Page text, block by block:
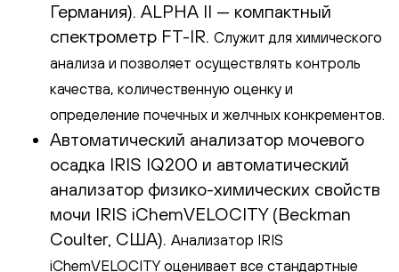
Германия). ALPHA II — компактный
спектрометр FT-IR. Служит для химического
анализа и позволяет осуществлять контроль
качества, количественную оценку и
определение почечных и желчных конкрементов.
Автоматический анализатор мочевого
осадка IRIS IQ200 и автоматический
анализатор физико-химических свойств
мочи IRIS iChemVELOCITY (Beckman
Coulter, США). Анализатор IRIS
iChemVELOCITY оценивает все стандартные